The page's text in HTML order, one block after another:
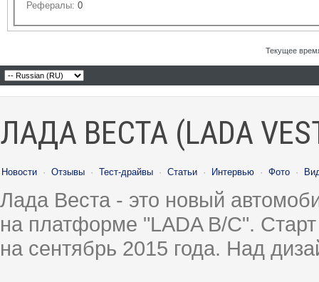
Рефералы: 0
Текущее
ЛАДА ВЕСТА (LADA
Новости · Отзывы · Тест-драйвы · Статьи · Интервью · Фото ·
Лада Веста - это новый
на платформе "LADA B/C".
на сентябрь 2015 года. Над